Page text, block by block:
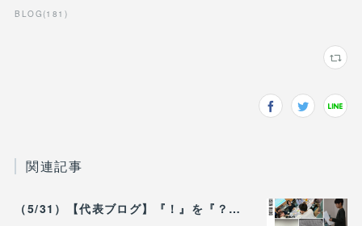
BLOG (181 )
関連記事
（5/31）【代表ブログ】『！』を『？』に変えるだけで、 政治の対話は動き出す。 - 政治的中立は「状態」じゃなく「ふるまい」だ。